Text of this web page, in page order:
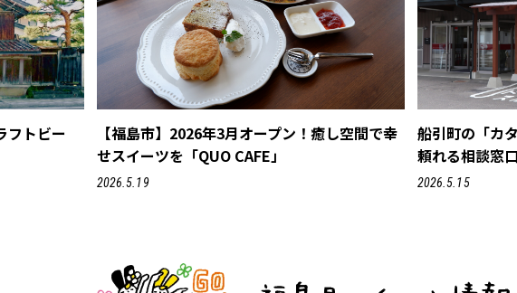
トビー
【福島市】2026年3月オープン！癒し空間で幸
せスイーツを「QUO CAFE」
2026.5.19
船引町の「カ
頼れる相談窓
2026.5.15